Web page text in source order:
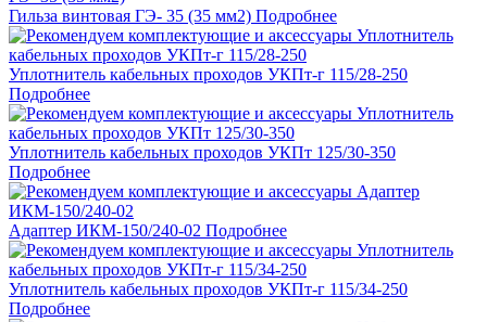
Гильза винтовая ГЭ- 35 (35 мм2) Подробнее
Уплотнитель кабельных проходов УКПт-г 115/28-250
Подробнее
Уплотнитель кабельных проходов УКПт 125/30-350
Подробнее
Адаптер ИКМ-150/240-02 Подробнее
Уплотнитель кабельных проходов УКПт-г 115/34-250
Подробнее